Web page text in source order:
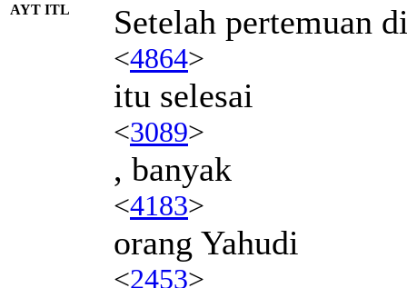
AYT ITL Setelah pertemuan
<4864>
itu selesai
<3089>
, banyak
<4183>
orang Yahudi
<2453>